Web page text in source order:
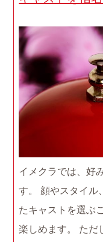
イメクラでは、好
す。 顔やスタイル
たキャストを選ぶ
楽しめます。 ただ